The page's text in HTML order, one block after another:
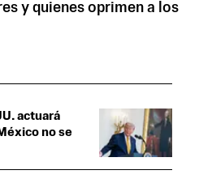
y quienes oprimen a los
actuará
no se